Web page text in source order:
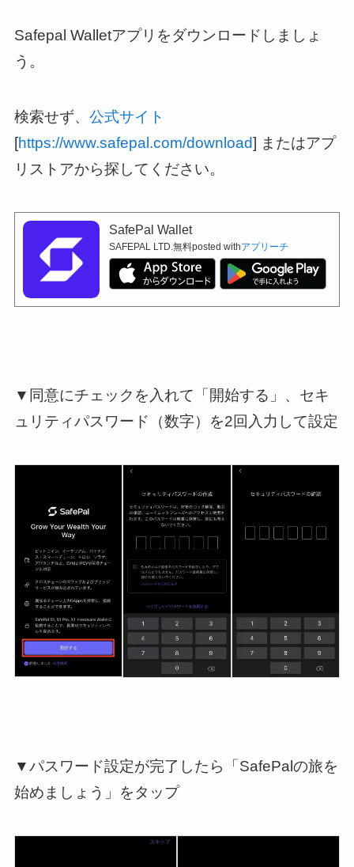
Safepal Walletアプリをダウンロードしましょ
う。
検索せず、 公式サイト
[https://www.safepal.com/download] またはアプ
リストアから探してください。
SafePal Wallet
SAFEPAL LTD.無料posted withアプリーチ
▼同意にチェックを入れて「開始する」、セキ
ュリティパスワード（数字）を2回入力して設定
▼パスワード設定が完了したら「SafePalの旅を
始めましょう」をタップ